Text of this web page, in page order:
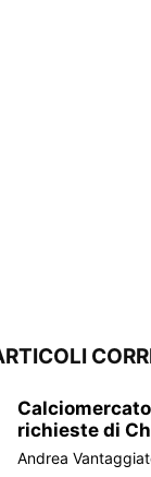
richieste di
Andrea